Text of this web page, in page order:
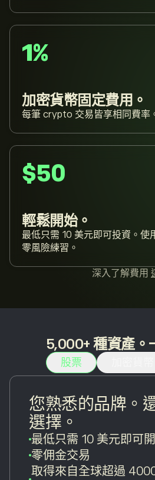
1%
加密貨幣固定費用。
每筆 crypto 交易皆享相同費率
$50
輕鬆開始。
最低只需 10 美元即可投資。使
零風險練習。
深入了解費用
5,000+ 種資產。
股票
您熟悉的品牌。
選擇。
最低只需 10 美元即可
零佣金交易
取得來自全球超過